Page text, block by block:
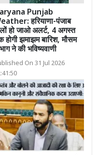
Punjab
हरियाणा-पंजाब
हो जाओ अलर्ट, 4 अगस्त
होगी झमाझम बारिश, मौसम
ने की भविष्यवाणी
On 31 Jul 2026